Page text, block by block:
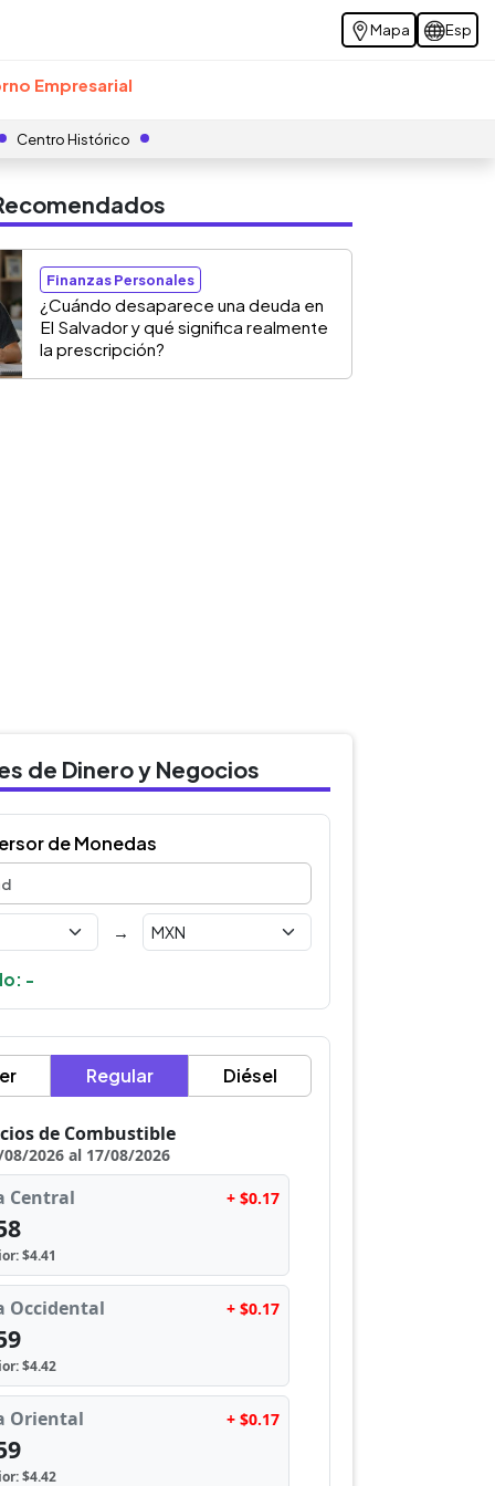
Mapa Esp
Empresarial
Centro Histórico
Finanzas Personales
¿Cuándo desaparece una deuda en
El Salvador y qué significa realmente
la prescripción?
de Dinero y Negocios
de Monedas
→
-
Regular Diésel